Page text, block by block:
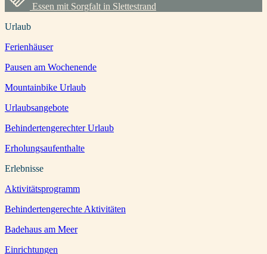
Essen mit Sorgfalt in Slettestrand
Urlaub
Ferienhäuser
Pausen am Wochenende
Mountainbike Urlaub
Urlaubsangebote
Behindertengerechter Urlaub
Erholungsaufenthalte
Erlebnisse
Aktivitätsprogramm
Behindertengerechte Aktivitäten
Badehaus am Meer
Einrichtungen